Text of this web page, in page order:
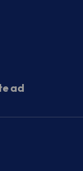
ad